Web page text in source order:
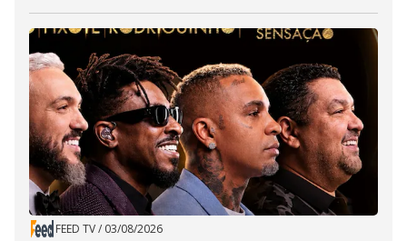
FEED TV/ 03/08/2026